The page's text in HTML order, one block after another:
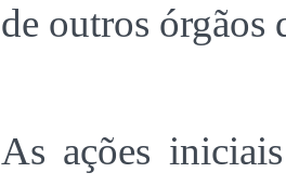
de outros órgãos
As ações